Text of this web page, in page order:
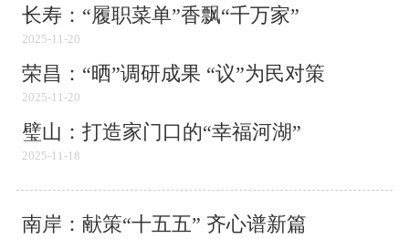
长寿：“履职菜单”香飘“千万家”
2025-11-20
荣昌：“晒”调研成果 “议”为民对策
2025-11-20
璧山：打造家门口的“幸福河湖”
2025-11-18
南岸：献策“十五五” 齐心谱新篇